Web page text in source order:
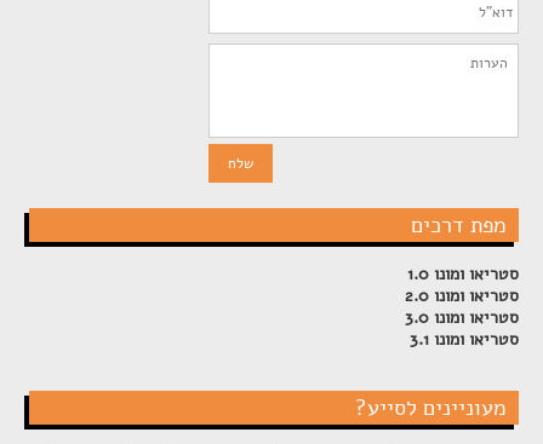
מפת דרכים
סטריאו ומונו 1.0
סטריאו ומונו 2.0
סטריאו ומונו 3.0
סטריאו ומונו 3.1
מעוניינים לסייע?